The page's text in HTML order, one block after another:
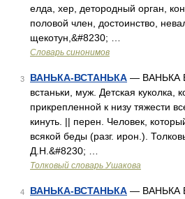
елда, хер, детородный орган,
половой член, достоинство,
щекотун,&#8230; …
Словарь синонимов
3 ВАНЬКА-ВСТАНЬКА — ВАНЬКА
встаньки, муж. Детская куколка,
прикрепленной к низу тяжести
кинуть. || перен. Человек,
всякой беды (разг. ирон.).
Д.Н.&#8230; …
Толковый словарь Ушакова
4 ВАНЬКА-ВСТАНЬКА — ВАНЬКА